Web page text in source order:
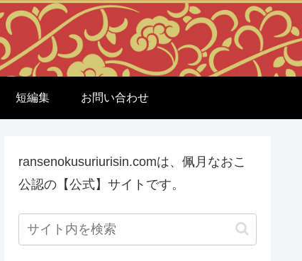
短編集 お問い合わせ
ransenokusuriurisin.comは、佩月なおこ
公認の【公式】サイトです。